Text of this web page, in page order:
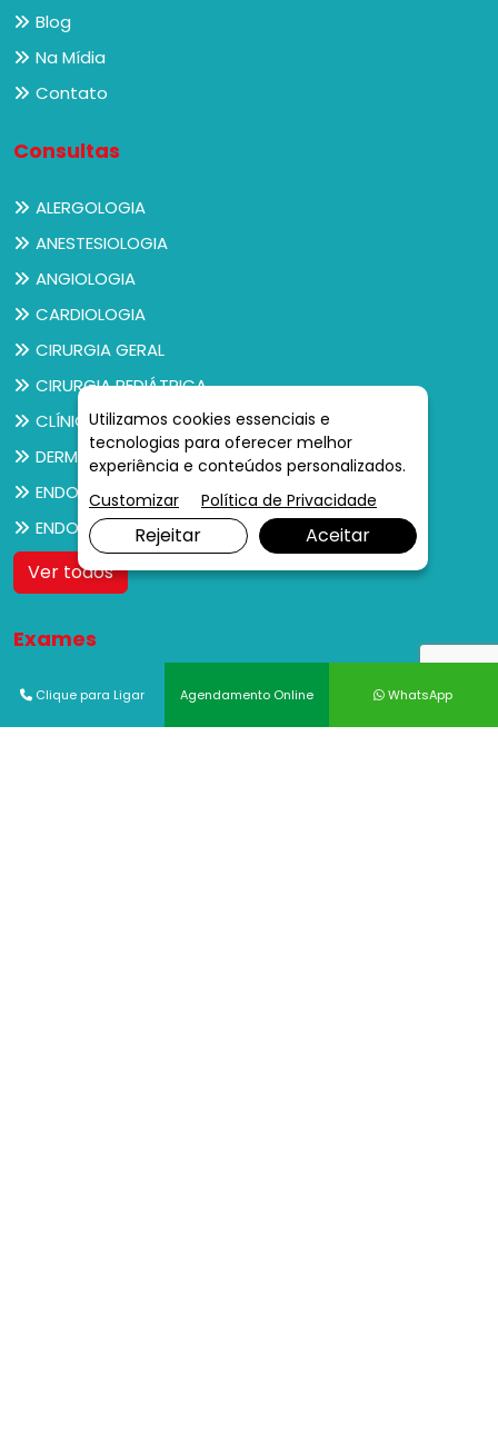
Blog
Na Mídia
Contato
Consultas
ALERGOLOGIA
ANESTESIOLOGIA
ANGIOLOGIA
CARDIOLOGIA
CIRURGIA GERAL
CIRURGIA PEDIÁTRICA
CLÍNICO GERAL
DERMATOLOGIA
ENDOCRINOLOGIA
ENDOCRINOLOGIA PEDIÁTRICA
Ver todos
Exames
ANATOMIA PATOLÓGICA
BERA
Clique para Ligar Agendamento Online WhatsApp
Utilizamos cookies essenciais e
tecnologias para oferecer melhor
experiência e conteúdos personalizados.
Customizar
Política de Privacidade
Rejeitar Aceitar